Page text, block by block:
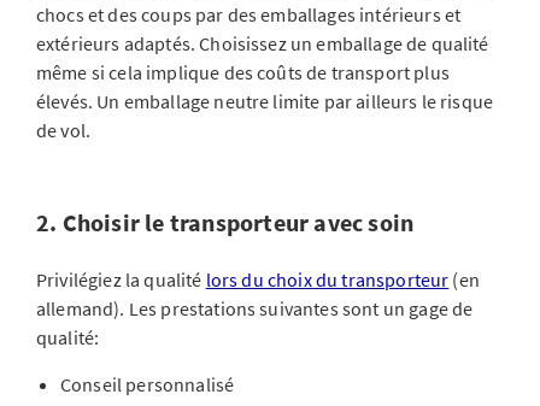
chocs et des coups par des emballages intérieurs et
extérieurs adaptés. Choisissez un emballage de qualité
même si cela implique des coûts de transport plus
élevés. Un emballage neutre limite par ailleurs le risque
de vol.
2. Choisir le transporteur avec soin
Privilégiez la qualité lors du choix du transporteur (en
allemand). Les prestations suivantes sont un gage de
qualité:
Conseil personnalisé